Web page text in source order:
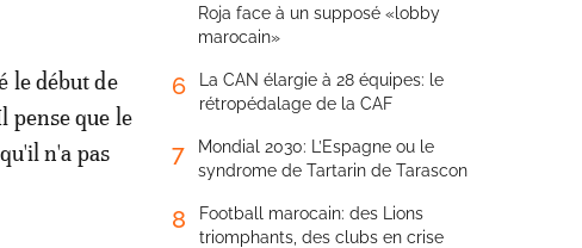
le début de
pense que le
n'a pas
Roja face à un supposé «lobby
marocain»
6
La CAN élargie à 28 équipes: le
rétropédalage de la CAF
7
Mondial 2030: L’Espagne ou le
syndrome de Tartarin de Tarascon
8
Football marocain: des Lions
triomphants, des clubs en crise